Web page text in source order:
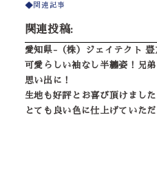
関連記事
関連投稿:
愛知県-（株）ジェイテクト 豊
可愛らしい袖なし半纏姿！兄
思い出に！
生地も好評とお喜び頂けました
とても良い色に仕上げていた